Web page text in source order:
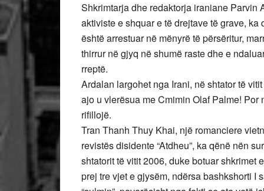
Shkrimtarja dhe redaktorja iraniane Parvin
aktiviste e shquar e të drejtave të grave,
është arrestuar në mënyrë të përsëritur,
thirrur në gjyq në shumë raste dhe e
rreptë.
Ardalan largohet nga Irani, në shtator të
ajo u vlerësua me Cmimin Olaf Palme!
rifillojë.
Tran Thanh Thuy Khai, një romanciere
revistës disidente “Atdheu”, ka qënë nën
shtatorit të vitit 2006, duke botuar shkrimet
prej tre vjet e gjysëm, ndërsa bashkshorti I